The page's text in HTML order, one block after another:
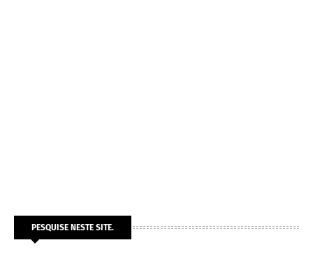
PESQUISE NESTE SITE.